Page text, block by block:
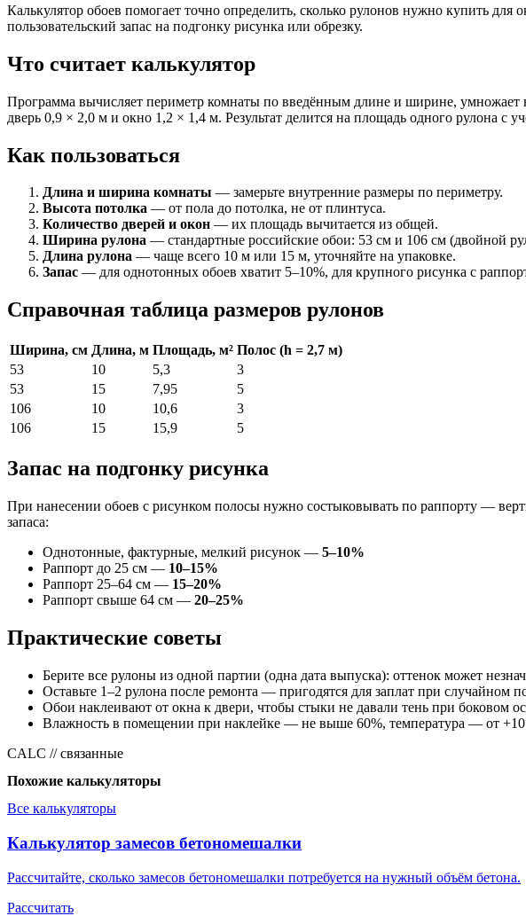
Калькулятор обоев помогает точно определить, сколько рулонов нужно купить
пользовательский запас на подгонку рисунка или обрезку.
Что считает калькулятор
Программа вычисляет периметр комнаты по введённым длине и ширине,
дверь 0,9 × 2,0 м и окно 1,2 × 1,4 м. Результат делится на площадь одного рулона с
Как пользоваться
Длина и ширина комнаты — замерьте внутренние размеры по периметру.
Высота потолка — от пола до потолка, не от плинтуса.
Количество дверей и окон — их площадь вычитается из общей.
Ширина рулона — стандартные российские обои: 53 см и 106 см (двойной
Длина рулона — чаще всего 10 м или 15 м, уточняйте на упаковке.
Запас — для однотонных обоев хватит 5–10%, для крупного рисунка с
Справочная таблица размеров рулонов
Ширина, см Длина, м Площадь, м² Полос (h = 2,7 м)
53
10 5,3
3
53
15 7,95
5
106
10 10,6
3
106
15 15,9 5
Запас на подгонку рисунка
При нанесении обоев с рисунком полосы нужно состыковывать по раппорту —
запаса:
Однотонные, фактурные, мелкий рисунок — 5–10%
Раппорт до 25 см — 10–15%
Раппорт 25–64 см — 15–20%
Раппорт свыше 64 см — 20–25%
Практические советы
Берите все рулоны из одной партии (одна дата выпуска): оттенок может
Оставьте 1–2 рулона после ремонта — пригодятся для заплат при случайном
Обои наклеивают от окна к двери, чтобы стыки не давали тень при боковом
Влажность в помещении при наклейке — не выше 60%, температура — от
CALC // связанные
Похожие калькуляторы
Все калькуляторы
Калькулятор замесов бетономешалки
Рассчитайте, сколько замесов бетономешалки потребуется на нужный объём бетона.
Рассчитать